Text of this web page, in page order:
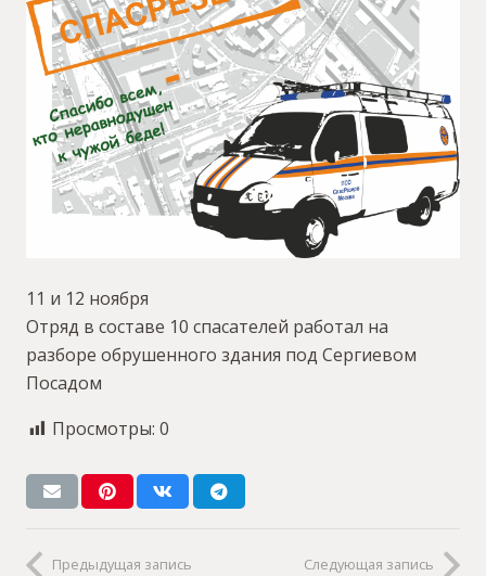
11 и 12 ноября
Отряд в составе 10 спасателей работал на
разборе обрушенного здания под Сергиевом
Посадом
Просмотры: 0
Предыдущая запись Следующая запись